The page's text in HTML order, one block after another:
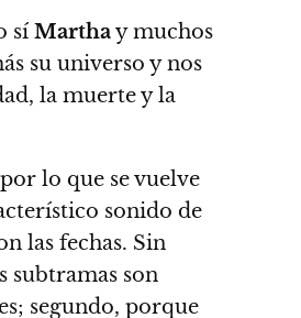
sí Marthay muchos
su universo y nos
la muerte y la
lo que se vuelve
sonido de
las fechas. Sin
subtramas son
segundo, porque